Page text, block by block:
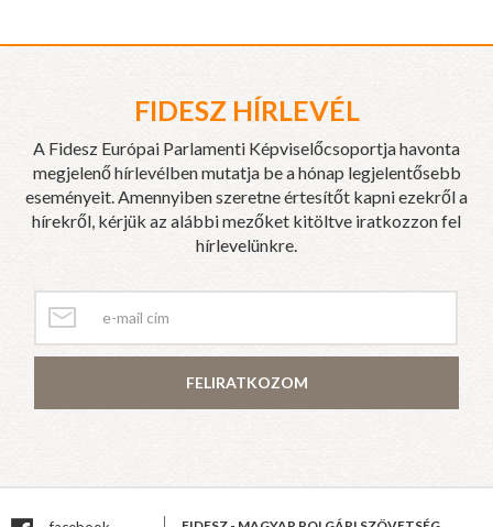
FIDESZ HÍRLEVÉL
A Fidesz Európai Parlamenti Képviselőcsoportja havonta
megjelenő hírlevélben mutatja be a hónap legjelentősebb
eseményeit. Amennyiben szeretne értesítőt kapni ezekről a
hírekről, kérjük az alábbi mezőket kitöltve iratkozzon fel
hírlevelünkre.
FELIRATKOZOM